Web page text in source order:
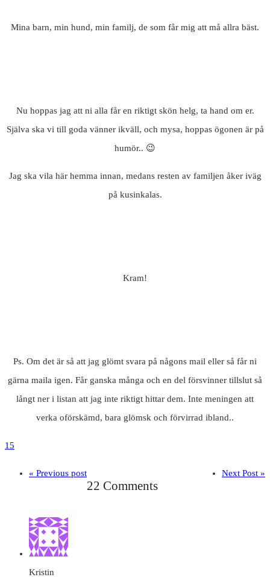
Mina barn, min hund, min familj, de som får mig att må allra bäst.
Nu hoppas jag att ni alla får en riktigt skön helg, ta hand om er.
Själva ska vi till goda vänner ikväll, och mysa, hoppas ögonen är på
humör.. 😉
Jag ska vila här hemma innan, medans resten av familjen åker iväg
på kusinkalas.
Kram!
Ps. Om det är så att jag glömt svara på någons mail eller så får ni
gärna maila igen. Får ganska många och en del försvinner tillslut så
långt ner i listan att jag inte riktigt hittar dem. Inte meningen att
verka oförskämd, bara glömsk och förvirrad ibland..
15
« Previous post Next Post »
22 Comments
Kristin